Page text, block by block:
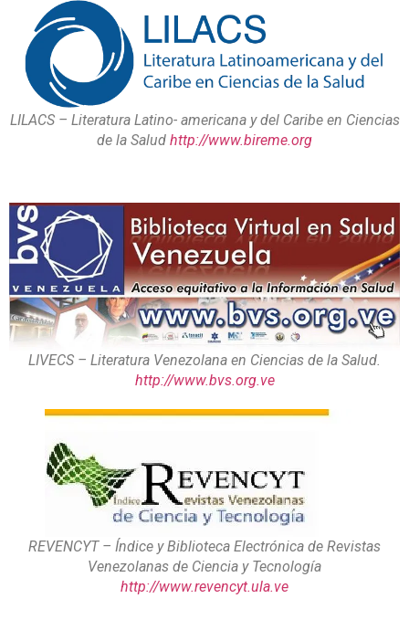
LILACS – Literatura Latino- americana y del Caribe en Ciencias
de la Salud http://www.bireme.org
LIVECS – Literatura Venezolana en Ciencias de la Salud.
http://www.bvs.org.ve
REVENCYT – Índice y Biblioteca Electrónica de Revistas
Venezolanas de Ciencia y Tecnología
http://www.revencyt.ula.ve